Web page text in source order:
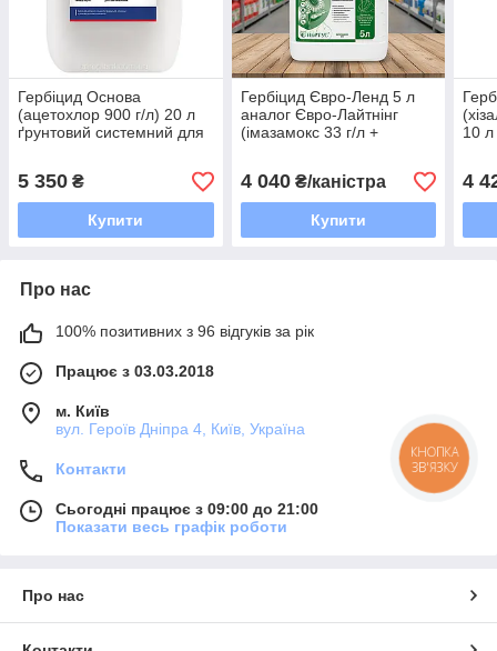
Гербіцид Основа
(ацетохлор 900 г/л) 20 л
ґрунтовий системний для
5 350 ₴
Купити
Гербіцид Євро-Ленд 5 л
аналог Євро-Лайтнінг
(імазамокс 33 г/л +
4 040₴/каністра
Купити
10 л
4
Про нас
100% позитивних з 96 відгуків за рік
Працює з 03.03.2018
м. Київ
вул. Героїв Дніпра 4, Київ, Україна
Контакти
Сьогодні працює з 09:00 до 21:00
Показати весь графік роботи
Про нас
КНОПКА
ЗВ'ЯЗКУ